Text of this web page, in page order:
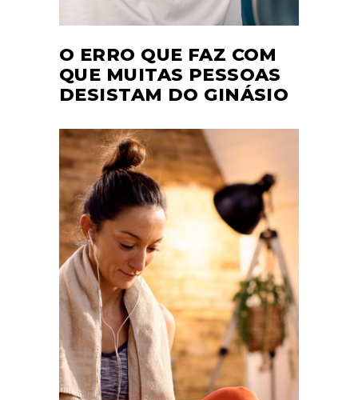
O ERRO QUE FAZ COM
QUE MUITAS PESSOAS
DESISTAM DO GINÁSIO